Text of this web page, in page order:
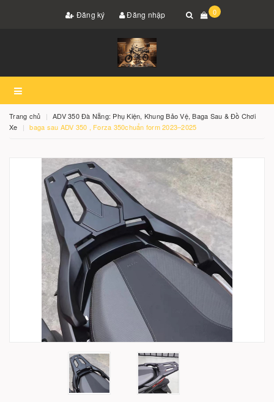
Đăng ký Đăng nhập 0
Trang chủ
ADV 350 Đà Nẵng: Phụ Kiện, Khung Bảo Vệ, Baga Sau & Đồ Chơi
Xe
baga sau ADV 350 , Forza 350chuẩn form 2023–2025